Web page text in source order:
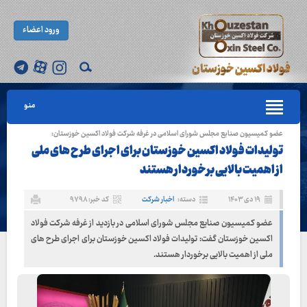
ورود اعضاء
منو
عضو کمیسیون صنایع مجلس شورای اسلامی در غرفه شرکت فولاد اکسین خوزستان:
تولیدات فولاد اکسین خوزستان برای اجرای طرح های ملی
از اهمیت بالایی برخوردار هستند
۱۹ دی ۱۴۰۳ دسته: اخبار شرکت کد خبر: ۹۷۹۸
عضو کمیسیون صنایع مجلس شورای اسلامی در بازدید از غرفه شرکت فولاد
اکسین خوزستان گفت: تولیدات فولاد اکسین خوزستان برای اجرای طرح های
ملی از اهمیت بالایی برخوردار هستند.